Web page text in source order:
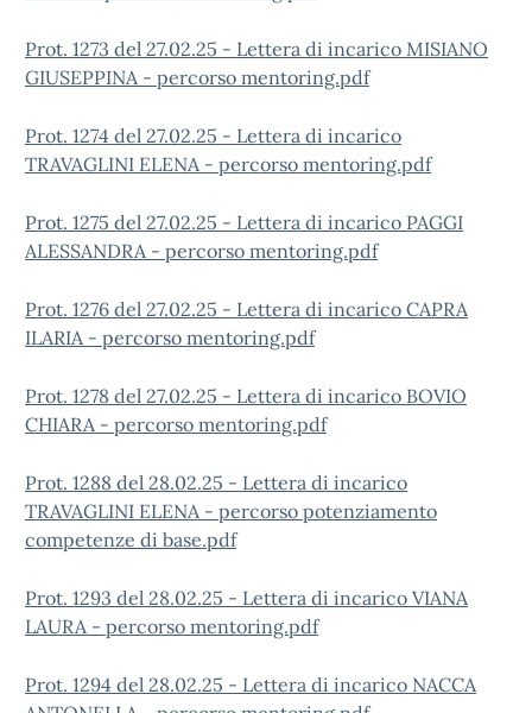
Prot. 1273 del 27.02.25 - Lettera di incarico MISIANO
GIUSEPPINA - percorso mentoring.pdf
Prot. 1274 del 27.02.25 - Lettera di incarico
TRAVAGLINI ELENA - percorso mentoring.pdf
Prot. 1275 del 27.02.25 - Lettera di incarico PAGGI
ALESSANDRA - percorso mentoring.pdf
Prot. 1276 del 27.02.25 - Lettera di incarico CAPRA
ILARIA - percorso mentoring.pdf
Prot. 1278 del 27.02.25 - Lettera di incarico BOVIO
CHIARA - percorso mentoring.pdf
Prot. 1288 del 28.02.25 - Lettera di incarico
TRAVAGLINI ELENA - percorso potenziamento
competenze di base.pdf
Prot. 1293 del 28.02.25 - Lettera di incarico VIANA
LAURA - percorso mentoring.pdf
Prot. 1294 del 28.02.25 - Lettera di incarico NACCA